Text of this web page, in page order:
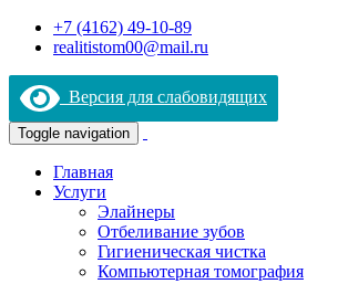
+7 (4162) 49-10-89
realitistom00@mail.ru
Версия для слабовидящих
Toggle navigation
Главная
Услуги
Элайнеры
Отбеливание зубов
Гигиеническая чистка
Компьютерная томография